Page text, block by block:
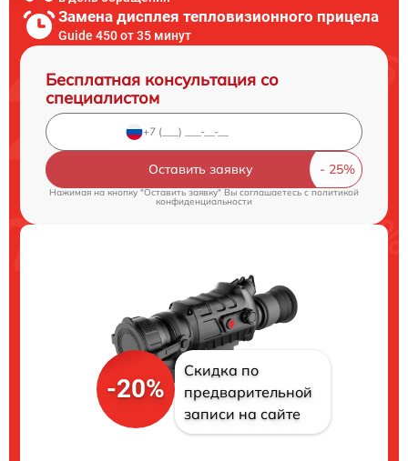
Замена дисплея тепловизионного прицела
Guide 450 от 35 минут
Бесплатная консультация со
специалистом
Оставить заявку
Нажимая на кнопку "Оставить заявку" Вы соглашаетесь cполитикой
конфиденциальности
-20%
Скидка по
предварительной
записи на сайте